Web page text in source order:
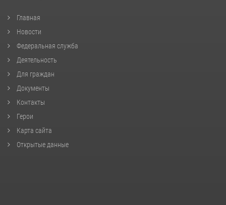
Главная
Новости
Федеральная служба
Деятельность
Для граждан
Документы
Контакты
Герои
Карта сайта
Открытые данные